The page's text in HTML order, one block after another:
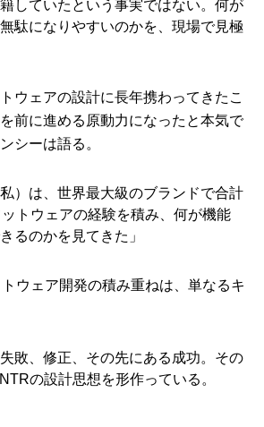
していたという事実ではない。何が
駄になりやすいのかを、現場で見極
ウェアの設計に長年携わってきたこ
前に進める原動力になったと本気で
シーは語る。
）は、世界最大級のブランドで合計
トウェアの経験を積み、何が機能
るのかを見てきた」
ウェア開発の積み重ねは、単なるキ
敗、修正、その先にある成功。その
の設計思想を形作っている。